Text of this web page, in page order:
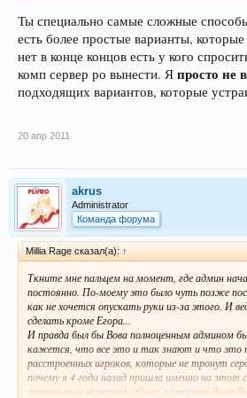
Ты специально самые сложные
есть более простые варианты,
нет в конце концов есть у кого
комп сервер ро вынести. Я просто не
подходящих вариантов, которые
20 апр 2011
akrus
Administrator
Команда форума
Millia Rage сказал(а): ↑
Ткните мне пальцем на момент, где админ
постоянно. По-моему это было чуть позже
как не хочется опускать руки из-за этого. И
сделать кроме Егора...
И правда был бы Вова полноценным админом
кажется, что все это и так знают и что это
расстроенных игроков, которые не тронут
почему я 4 года назад пришла именно на этот
нормальным хелпером сейчас, которому было